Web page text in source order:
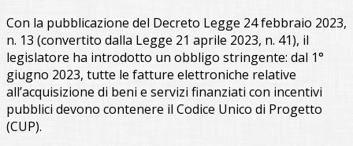
Con la pubblicazione del Decreto Legge 24 febbraio 2023,
n. 13 (convertito dalla Legge 21 aprile 2023, n. 41), il
legislatore ha introdotto un obbligo stringente: dal 1°
giugno 2023, tutte le fatture elettroniche relative
all’acquisizione di beni e servizi finanziati con incentivi
pubblici devono contenere il Codice Unico di Progetto
(CUP).